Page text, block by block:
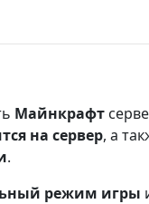
Майнкрафт
на сервер, а
.
режим игры